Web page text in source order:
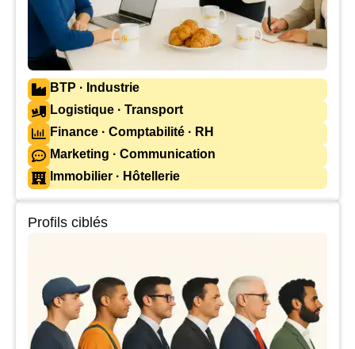
BTP · Industrie
Logistique · Transport
Finance · Comptabilité · RH
Marketing · Communication
Immobilier · Hôtellerie
Profils ciblés